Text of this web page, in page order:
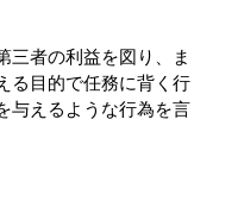
三者の利益を図り、ま
る目的で任務に背く行
与えるような行為を言